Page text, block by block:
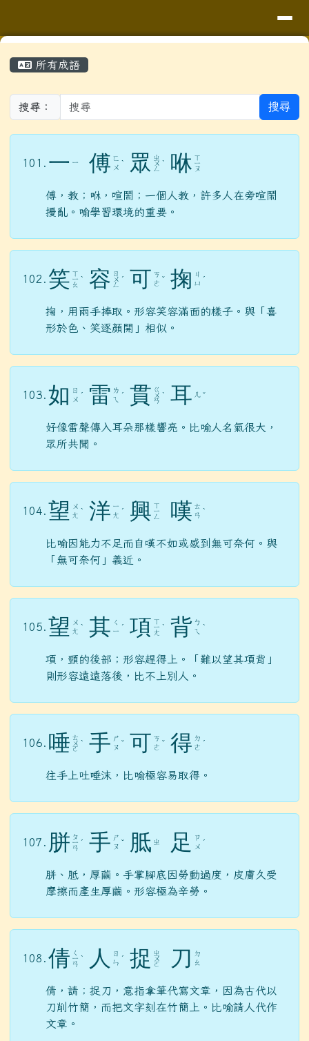
所有成語
搜尋： 搜尋
101. 一 ㄧ 傅 ㄈ
ㄨ ˋ 眾 ㄓ
ㄨ
ㄥ
ˋ 咻 ㄒ
ㄧ
ㄡ
傅，教；咻，喧鬧；一個人教，許多人在旁喧鬧
擾亂。喻學習環境的重要。
102. 笑 ㄒ
ㄧ
ㄠ
ˋ 容 ㄖ
ㄨ
ㄥ
ˊ 可 ㄎ
ㄜ ˇ 掬 ㄐ
ㄩ ˊ
掬，用兩手捧取。形容笑容滿面的樣子。與「喜
形於色、笑逐顏開」相似。
103. 如 ㄖ
ㄨ ˊ 雷 ㄌ
ㄟ
ˊ 貫 ㄍ
ㄨ
ㄢ
ˋ 耳 ㄦ ˇ
好像雷聲傳入耳朵那樣響亮。比喻人名氣很大，
眾所共聞。
104. 望
ㄨ
ㄤ ˋ 洋 ㄧ
ㄤ ˊ 興 ㄒ
ㄧ
ㄥ 嘆 ㄊ
ㄢ ˋ
比喻因能力不足而自嘆不如或感到無可奈何。與
「無可奈何」義近。
105. 望
ㄨ
ㄤ ˋ 其 ㄑ
ㄧ ˊ 項 ㄒ
ㄧ
ㄤ
ˋ 背 ㄅ
ㄟ ˋ
項，頸的後部；形容趕得上。「難以望其項背」
則形容遠遠落後，比不上別人。
106. 唾 ㄊ
ㄨ
ㄛ
ˋ 手 ㄕ
ㄡ ˇ 可 ㄎ
ㄜ ˇ 得 ㄉ
ㄜ ˊ
往手上吐唾沫，比喻極容易取得。
107. 胼 ㄆ
ㄧ
ㄢ
ˊ 手 ㄕ
ㄡ ˇ 胝 ㄓ 足
ㄗ
ㄨ ˊ
胼、胝，厚繭。手掌腳底因勞動過度，皮膚久受
摩擦而產生厚繭。形容極為辛勞。
108. 倩 ㄑ
ㄧ
ㄢ
ˋ 人
ㄖ
ㄣ ˊ 捉 ㄓ
ㄨ
ㄛ 刀
ㄉ
ㄠ
倩，請；捉刀，意指拿筆代寫文章，因為古代以
刀削竹簡，而把文字刻在竹簡上。比喻請人代作
文章。